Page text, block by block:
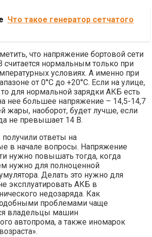
Что такое генератор сетчатого
что напряжение бортовой сети
считается нормальным только при
условиях. А именно при
от 0°C до +20°C. Если на улице,
для нормальной зарядки АКБ есть
нее большее напряжение – 14,5-14,7
жары, наоборот, будет лучше, если
не превышает 14 В.
ответы на
в начале вопросы. Напряжение
нужно повышать тогда, когда
нужно для полноценной
Делать это нужно для
эксплуатировать АКБ в
недозаряда. Как
проблемами чаще
владельцы машин
автопрома, а также иномарок